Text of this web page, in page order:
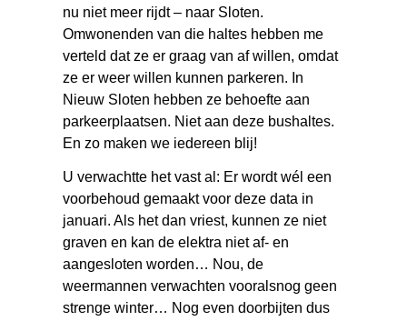
nu niet meer rijdt – naar Sloten.
Omwonenden van die haltes hebben me
verteld dat ze er graag van af willen, omdat
ze er weer willen kunnen parkeren. In
Nieuw Sloten hebben ze behoefte aan
parkeerplaatsen. Niet aan deze bushaltes.
En zo maken we iedereen blij!
U verwachtte het vast al: Er wordt wél een
voorbehoud gemaakt voor deze data in
januari. Als het dan vriest, kunnen ze niet
graven en kan de elektra niet af- en
aangesloten worden… Nou, de
weermannen verwachten vooralsnog geen
strenge winter… Nog even doorbijten dus